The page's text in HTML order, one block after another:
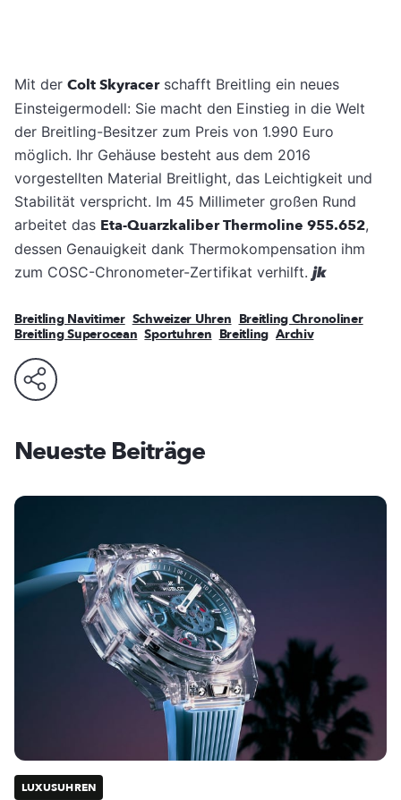
Mit der Colt Skyracerschafft Breitling ein neues
Einsteigermodell: Sie macht den Einstieg in die Welt
der Breitling-Besitzer zum Preis von 1.990 Euro
möglich. Ihr Gehäuse besteht aus dem 2016
vorgestellten Material Breitlight, das Leichtigkeit und
Stabilität verspricht. Im 45 Millimeter großen Rund
arbeitet das Eta-Quarzkaliber Thermoline 955.652,
dessen Genauigkeit dank Thermokompensation ihm
zum COSC-Chronometer-Zertifikat verhilft. jk
Breitling Navitimer Schweizer Uhren Breitling Chronoliner
Breitling Superocean Sportuhren Breitling Archiv
Neueste Beiträge
LUXUSUHREN